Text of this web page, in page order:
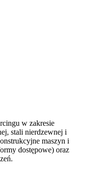
w zakresie
stali nierdzewnej i
maszyn i
dostępowe) oraz